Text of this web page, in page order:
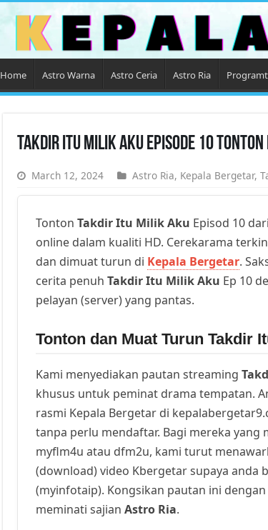
Home Astro Warna Astro Ceria Astro Ria
Takdir Itu Milik Aku Episode 10 Tonton
March 12, 2024 Astro Ria, Kepala Bergetar,
Tonton Takdir Itu Milik Aku Episod 10
online dalam kualiti HD. Cerekarama
dan dimuat turun di Kepala Bergetar.
cerita penuh Takdir Itu Milik Aku Ep 10
pelayan (server) yang pantas.
Tonton dan Muat Turun Takdir
Kami menyediakan pautan streaming
khusus untuk peminat drama tempatan.
rasmi Kepala Bergetar di
tanpa perlu mendaftar. Bagi mereka yang
myflm4u atau dfm2u, kami turut
(download) video Kbergetar supaya anda
(myinfotaip). Kongsikan pautan ini
meminati sajian Astro Ria.